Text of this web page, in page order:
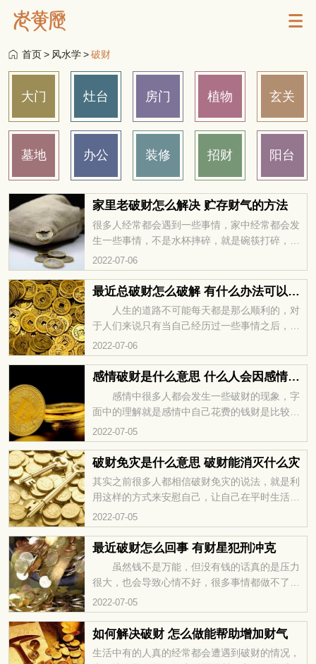
首页> 风水学>破财
大门 灶台 房门 植物 玄关
墓地 办公 装修 招财 阳台
家里老破财怎么解决 贮存财气的方法
很多人经常都会遇到一些事情，家中经常都会发
生一些事情，不是水杯摔碎，就是碗筷打碎，而
且是集中在一段时间之内，这类现象被人称作是
破财现象，那么如果家中总是会出现破财现象，
应该怎么解决的呢？怎么解决就是最好的办法
2022-07-06
最近总破财怎么破解 有什么办法可以化解破财
人生的道路不可能每天都是那么顺利的，对
于人们来说只有当自己经历过一些事情之后，才
会慢慢的醒悟过来，才会知道适合自己的什么是
最好的，那么如果自己最近总是会遇到破财的问
题，应该怎么样化解这类型情况出现呢？
2022-07-06
感情破财是什么意思 什么人会因感情破财
感情中很多人都会发生一些破财的现象，字
面中的理解就是感情中自己花费的钱财是比较多
的，但是在最后会被对方甩掉的，对方会和你提
出分手，那么具体的感情中破财是什么意思的
呢？什么人的感情会破财呢？
2022-07-05
破财免灾是什么意思 破财能消灭什么灾
其实之前很多人都相信破财免灾的说法，就是利
用这样的方式来安慰自己，让自己在平时生活中
有更好的心态，可能就是因为丢失了一些财物而
让自己逃过一次劫难，所以很多人都相信的。一
起来了解一下破财免灾具体是什么意思吧！
2022-07-05
最近破财怎么回事 有财星犯刑冲克
虽然钱不是万能，但没有钱的话真的是压力
很大，也会导致心情不好，很多事情都做不了，
所以人们都很害怕会出现破财的情况，有的人就
是因为最近总是破财而感到特别担心。一起来了
解一下最近总是破财究竟是什么原因吧，该怎么
2022-07-05
如何解决破财 怎么做能帮助增加财气
生活中有的人真的经常都会遭遇到破财的情况，